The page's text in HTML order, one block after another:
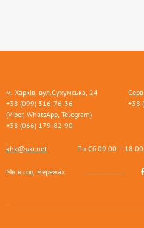
м. Харків, вул.Сухумська, 24
+38 (099) 316-76-36
(Viber, WhatsApp, Telegram)
+38 (066) 179-82-90
+38
khk@ukr.net Пн-Сб 09:00
Ми в соц. мережах